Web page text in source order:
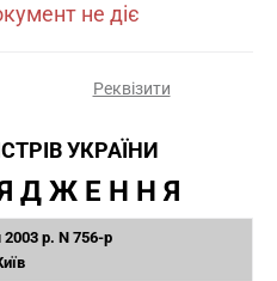
не діє
Реквізити
УКРАЇНИ
Д Ж Е Н Н Я
2003 р. N 756-р